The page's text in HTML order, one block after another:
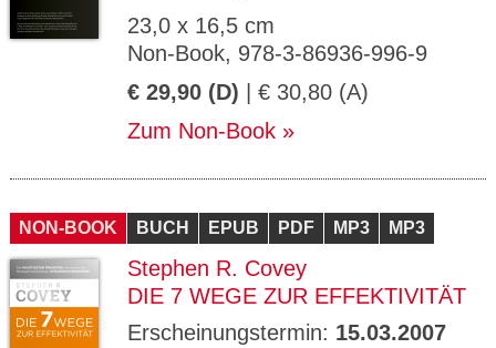
23,0 x 16,5 cm
Non-Book, 978-3-86936-996-9
€ 29,90 (D) | € 30,80 (A)
Zum Non-Book
NON-BOOK BUCH EPUB PDF MP3 MP3
Stephen R. Covey
DIE 7 WEGE ZUR EFFEKTIVITÄT
Erscheinungstermin: 15.03.2007